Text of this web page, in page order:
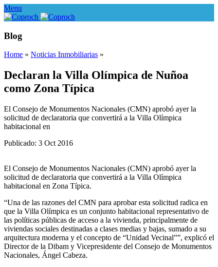
Menu
Blog
Home » Noticias Inmobiliarias »
Declaran la Villa Olímpica de Nuñoa
como Zona Típica
El Consejo de Monumentos Nacionales (CMN) aprobó ayer la
solicitud de declaratoria que convertirá a la Villa Olímpica
habitacional en
Publicado: 3 Oct 2016
El Consejo de Monumentos Nacionales (CMN) aprobó ayer la
solicitud de declaratoria que convertirá a la Villa Olímpica
habitacional en Zona Típica.
“Una de las razones del CMN para aprobar esta solicitud radica en
que la Villa Olímpica es un conjunto habitacional representativo de
las políticas públicas de acceso a la vivienda, principalmente de
viviendas sociales destinadas a clases medias y bajas, sumado a su
arquitectura moderna y el concepto de “Unidad Vecinal””, explicó el
Director de la Dibam y Vicepresidente del Consejo de Monumentos
Nacionales, Ángel Cabeza.